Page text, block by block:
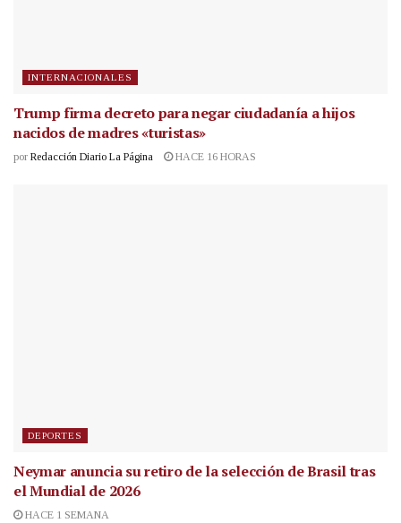
INTERNACIONALES
Trump firma decreto para negar ciudadanía a hijos
nacidos de madres «turistas»
por Redacción Diario La Página HACE 16 HORAS
DEPORTES
Neymar anuncia su retiro de la selección de Brasil tras
el Mundial de 2026
HACE 1 SEMANA